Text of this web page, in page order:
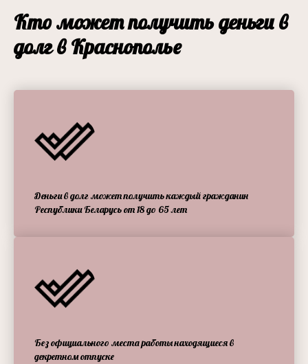
Кто может получить деньги в
долг в Краснополье
Деньги в долг может получить каждый гражданин
Республики Беларусь от 18 до 65 лет
Без официального места работы находящиеся в
декретном отпуске